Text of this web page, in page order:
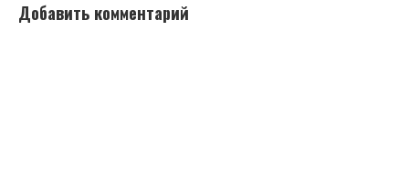
Добавить комментарий